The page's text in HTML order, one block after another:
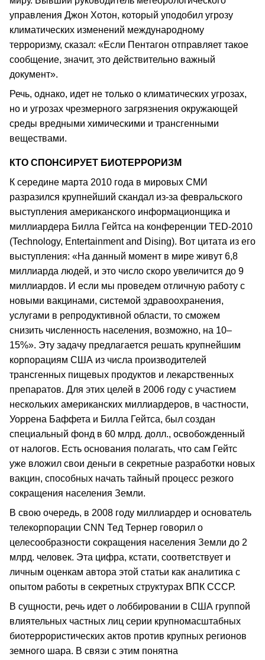
управления Джон Хотон, который уподобил угрозу
климатических изменений международному
терроризму, сказал: «Если Пентагон отправляет такое
сообщение, значит, это действительно важный
документ».
Речь, однако, идет не только о климатических угрозах,
но и угрозах чрезмерного загрязнения окружающей
среды вредными химическими и трансгенными
веществами.
КТО СПОНСИРУЕТ БИОТЕРРОРИЗМ
К середине марта 2010 года в мировых СМИ
разразился крупнейший скандал из-за февральского
выступления американского информационщика и
миллиардера Билла Гейтса на конференции TED-2010
(Technology, Entertainment and Dising). Вот цитата из его
выступления: «На данный момент в мире живут 6,8
миллиарда людей, и это число скоро увеличится до 9
миллиардов. И если мы проведем отличную работу с
новыми вакцинами, системой здравоохранения,
услугами в репродуктивной области, то сможем
снизить численность населения, возможно, на 10–
15%». Эту задачу предлагается решать крупнейшим
корпорациям США из числа производителей
трансгенных пищевых продуктов и лекарственных
препаратов. Для этих целей в 2006 году с участием
нескольких американских миллиардеров, в частности,
Уоррена Баффета и Билла Гейтса, был создан
специальный фонд в 60 млрд. долл., освобожденный
от налогов. Есть основания полагать, что сам Гейтс
уже вложил свои деньги в секретные разработки новых
вакцин, способных начать тайный процесс резкого
сокращения населения Земли.
В свою очередь, в 2008 году миллиардер и основатель
телекорпорации CNN Тед Тернер говорил о
целесообразности сокращения населения Земли до 2
млрд. человек. Эта цифра, кстати, соответствует и
личным оценкам автора этой статьи как аналитика с
опытом работы в секретных структурах ВПК СССР.
В сущности, речь идет о лоббировании в США группой
влиятельных частных лиц серии крупномасштабных
биотеррористических актов против крупных регионов
земного шара. В связи с этим понятна